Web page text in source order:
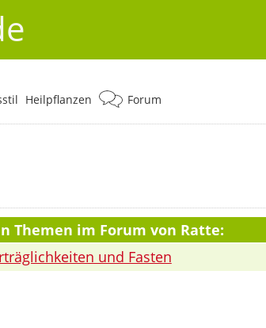
Heilpflanzen Forum
Themen im Forum von Ratte:
und Fasten